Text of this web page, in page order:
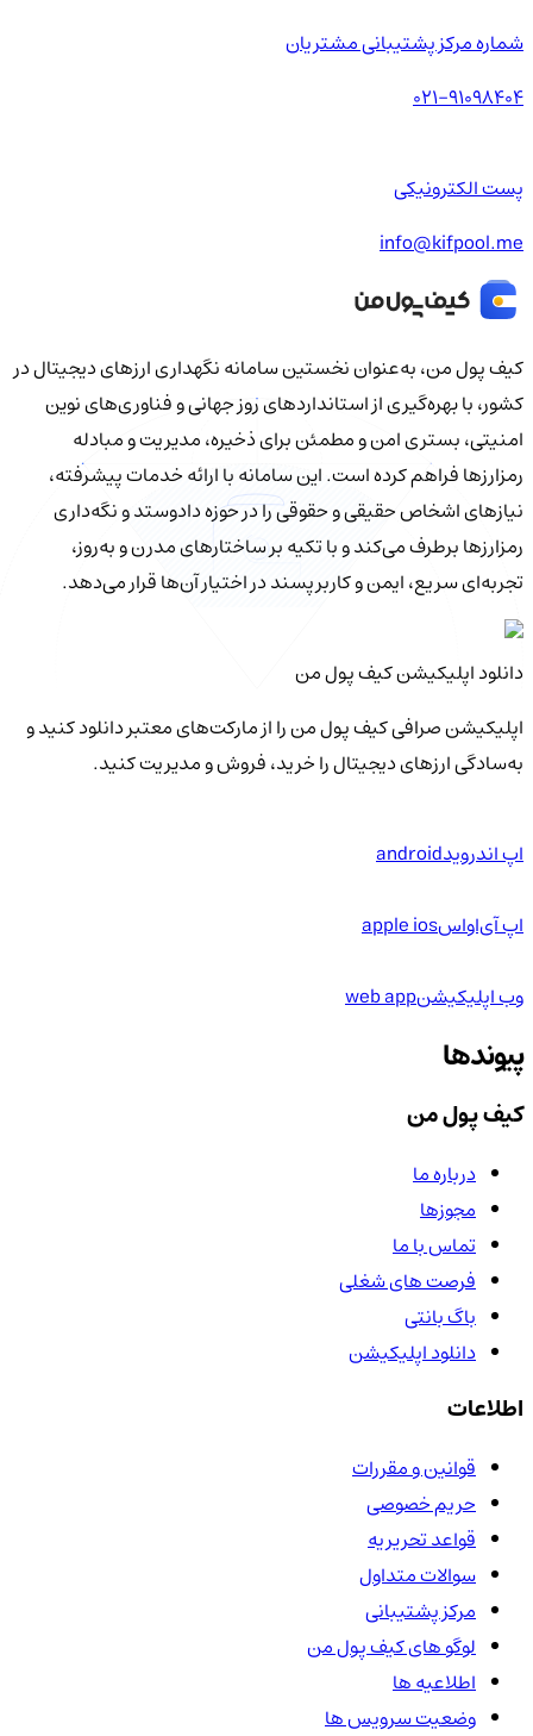
شماره مرکز پشتیبانی مشتریان
021-91098404
پست الکترونیکی
info@kifpool.me
کیف‌ پول من، به‌عنوان نخستین سامانه نگهداری ارزهای دیجیتال در
کشور، با بهره‌گیری از استانداردهای روز جهانی و فناوری‌های نوین
امنیتی، بستری امن و مطمئن برای ذخیره، مدیریت و مبادله
رمزارزها فراهم کرده است. این سامانه با ارائه خدمات پیشرفته،
نیازهای اشخاص حقیقی و حقوقی را در حوزه دادوستد و نگه‌داری
رمزارزها برطرف می‌کند و با تکیه بر ساختارهای مدرن و به‌روز،
تجربه‌ای سریع، ایمن و کاربرپسند در اختیار آن‌ها قرار می‌دهد.
دانلود اپلیکیشن کیف‌ پول من
اپلیکیشن صرافی کیف پول من را از مارکت‌های معتبر دانلود کنید و
به‌سادگی ارزهای دیجیتال را خرید، فروش و مدیریت کنید.
اپ اندرویدandroid
اپ آی‌او‌اسapple ios
وب اپلیکیشنweb app
پیوندها
کیف پول من
درباره ما
مجوزها
تماس با ما
فرصت های شغلی
باگ بانتی
دانلود اپلیکیشن
اطلاعات
قوانین و مقررات
حریم خصوصی
قواعد تحریریه
سوالات متداول
مرکز پشتیبانی
لوگو های کیف پول من
اطلاعیه ها
وضعیت سرویس ها